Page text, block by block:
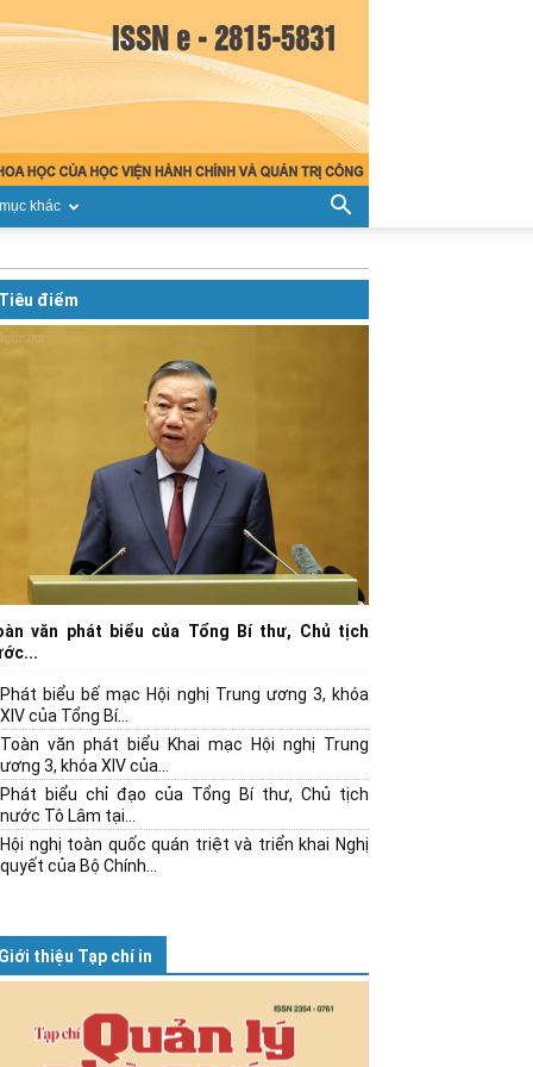
khác
Tiêu điểm
văn phát biểu của Tổng Bí thư, Chủ tịch
Phát biểu bế mạc Hội nghị Trung ương 3, khóa
XIV của Tổng Bí...
Toàn văn phát biểu Khai mạc Hội nghị Trung
ương 3, khóa XIV của...
Phát biểu chỉ đạo của Tổng Bí thư, Chủ tịch
nước Tô Lâm tại...
Hội nghị toàn quốc quán triệt và triển khai Nghị
quyết của Bộ Chính...
Giới thiệu Tạp chí in